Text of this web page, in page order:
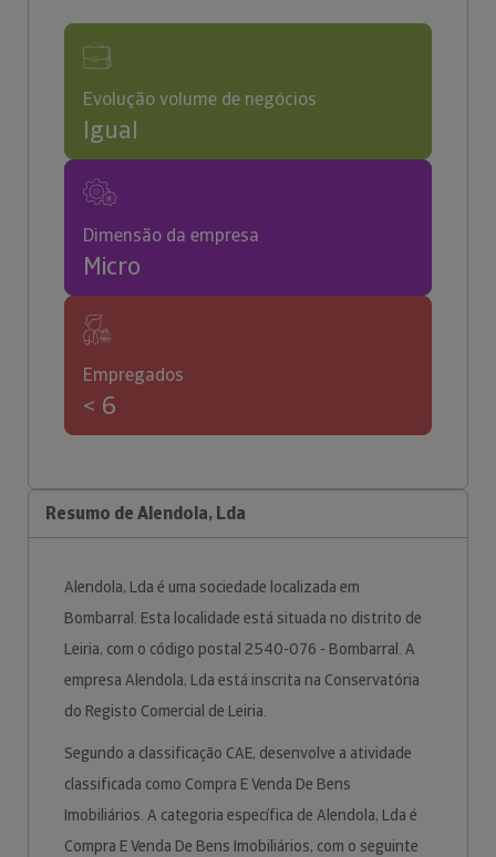
Evolução volume de negócios
Igual
Dimensão da empresa
Micro
Empregados
< 6
Resumo de Alendola, Lda
Alendola, Lda é uma sociedade localizada em
Bombarral. Esta localidade está situada no distrito de
Leiria, com o código postal 2540-076 - Bombarral. A
empresa Alendola, Lda está inscrita na Conservatória
do Registo Comercial de Leiria.
Segundo a classificação CAE, desenvolve a atividade
classificada como Compra E Venda De Bens
Imobiliários. A categoria específica de Alendola, Lda é
Compra E Venda De Bens Imobiliários, com o seguinte